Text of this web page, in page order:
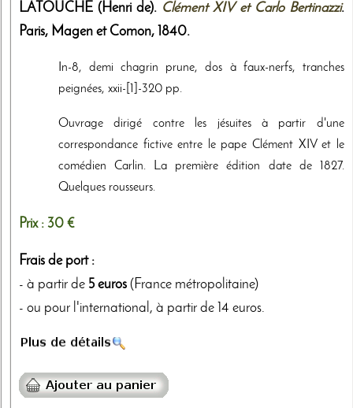
LATOUCHE (Henri de). Clément XIV et Carlo Bertinazzi.
Paris, Magen et Comon, 1840.
In-8, demi chagrin prune, dos à faux-nerfs, tranches
peignées, xxii-[1]-320 pp.
Ouvrage dirigé contre les jésuites à partir d'une
correspondance fictive entre le pape Clément XIV et le
comédien Carlin. La première édition date de 1827.
Quelques rousseurs.
Prix : 30 €
Frais de port :
- à partir de 5 euros (France métropolitaine)
- ou pour l'international, à partir de 14 euros.